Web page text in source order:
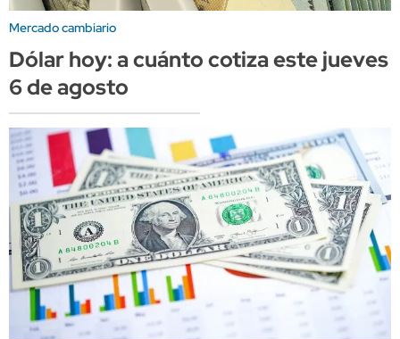
Mercado cambiario
Dólar hoy: a cuánto cotiza este jueves
6 de agosto